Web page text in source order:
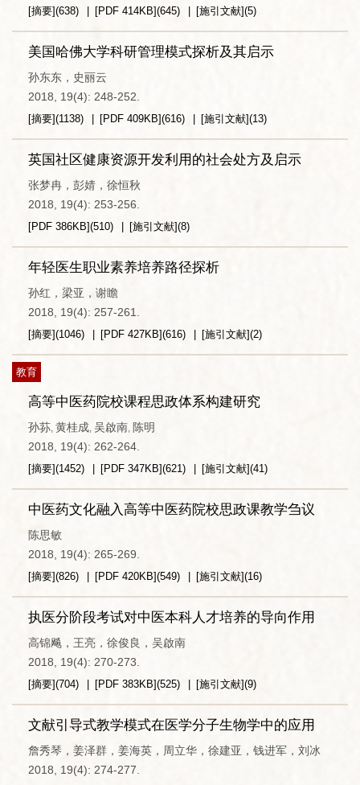
[摘要](638) [PDF 414KB](645) [施引文献](5)
美国哈佛大学科研管理模式探析及其启示
孙东东，史丽云
2018, 19(4): 248-252.
[摘要](1138) [PDF 409KB](616) [施引文献](13)
英国社区健康资源开发利用的社会处方及启示
张梦冉，彭婧，徐恒秋
2018, 19(4): 253-256.
[PDF 386KB](510) [施引文献](8)
年轻医生职业素养培养路径探析
孙红，梁亚，谢瞻
2018, 19(4): 257-261.
[摘要](1046) [PDF 427KB](616) [施引文献](2)
教育
高等中医药院校课程思政体系构建研究
孙荪, 黄桂成, 吴啟南, 陈明
2018, 19(4): 262-264.
[摘要](1452) [PDF 347KB](621) [施引文献](41)
中医药文化融入高等中医药院校思政课教学刍议
陈思敏
2018, 19(4): 265-269.
[摘要](826) [PDF 420KB](549) [施引文献](16)
执医分阶段考试对中医本科人才培养的导向作用
高锦飚，王亮，徐俊良，吴啟南
2018, 19(4): 270-273.
[摘要](704) [PDF 383KB](525) [施引文献](9)
文献引导式教学模式在医学分子生物学中的应用
詹秀琴，姜泽群，姜海英，周立华，徐建亚，钱进军，刘冰
2018, 19(4): 274-277.